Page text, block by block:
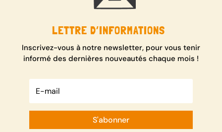
LETTRE D’INFORMATIONS
Inscrivez-vous à notre newsletter, pour vous tenir
informé des dernières nouveautés chaque mois !
S'abonner